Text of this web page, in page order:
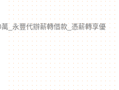
_永豐代辦薪轉借款_憑薪轉享優